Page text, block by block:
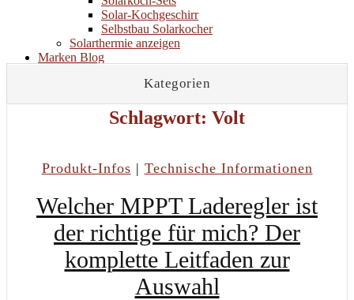
Solar-Kochgeschirr
Selbstbau Solarkocher
Solarthermie anzeigen
Marken Blog
Schlagwort: Volt
Produkt-Infos | Technische Informationen
Welcher MPPT Laderegler ist
der richtige für mich? Der
komplette Leitfaden zur
Auswahl
Kategorien